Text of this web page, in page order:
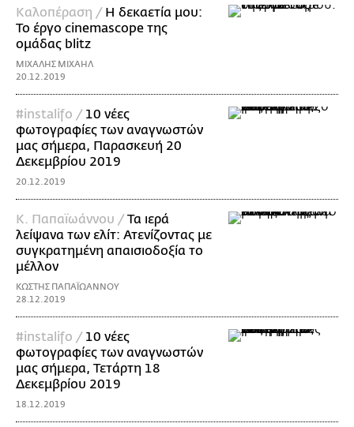
Καλοπέραση / Η δεκαετία μου:
Το έργο cinemascope της
ομάδας blitz
ΜΙΧΑΛΗΣ ΜΙΧΑΗΛ
20.12.2019
#instalifo / 10 νέες
φωτογραφίες των αναγνωστών
μας σήμερα, Παρασκευή 20
Δεκεμβρίου 2019
20.12.2019
Κ. Παπαϊωάννου /Τα ιερά
λείψανα των ελίτ: Ατενίζοντας με
συγκρατημένη απαισιοδοξία το
μέλλον
ΚΩΣΤΗΣ ΠΑΠΑΪΩΑΝΝΟΥ
28.12.2019
#instalifo / 10 νέες
φωτογραφίες των αναγνωστών
μας σήμερα, Τετάρτη 18
Δεκεμβρίου 2019
18.12.2019